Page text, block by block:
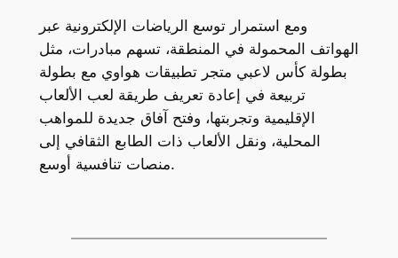
ومع استمرار توسع الرياضات الإلكترونية عبر
الهواتف المحمولة في المنطقة، تسهم مبادرات، مثل
بطولة كأس لاعبي متجر تطبيقات هواوي مع بطولة
تربيعة في إعادة تعريف طريقة لعب الألعاب
الإقليمية وتجربتها، وفتح آفاق جديدة للمواهب
المحلية، ونقل الألعاب ذات الطابع الثقافي إلى
منصات تنافسية أوسع.